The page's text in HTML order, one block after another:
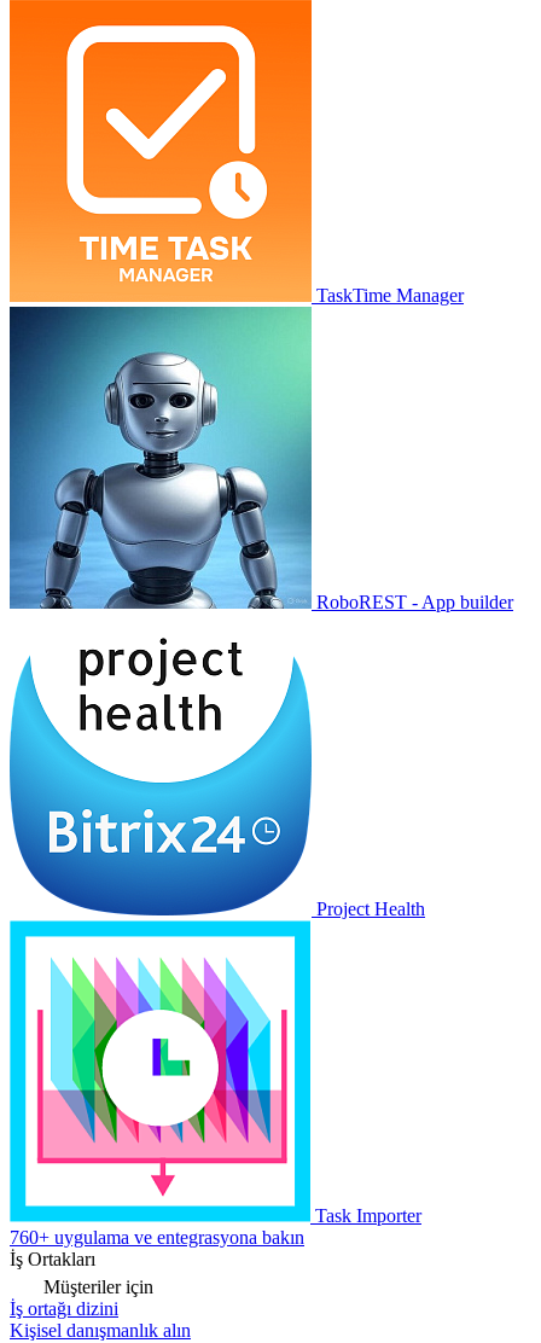
TaskTime Manager
RoboREST - App builder
Project Health
Task Importer
760+ uygulama ve entegrasyona bakın
İş Ortakları
Müşteriler için
İş ortağı dizini
Kişisel danışmanlık alın